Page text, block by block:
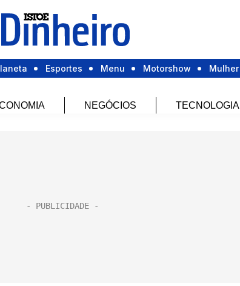
Esportes Menu Motorshow Mulher
NEGÓCIOS TECNOLOGIA